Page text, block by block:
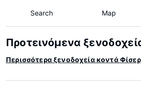
Search Map
Προτεινόμενα
Περισσότερα ξενοδοχεία κοντά